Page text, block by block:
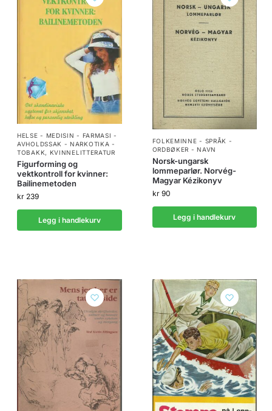
HELSE - MEDISIN - FARMASI -
AVHOLDSSAK - NARKOTIKA -
TOBAKK, KVINNELITTERATUR
Figurforming og
vektkontroll for kvinner:
Bailinemetoden
kr 239
Legg i handlekurv
FOLKEMINNE - SPRÅK -
ORDBØKER - NAVN
Norsk-ungarsk
lommeparlør. Norvég-
Magyar Kézikonyv
kr90
Legg i handlekurv